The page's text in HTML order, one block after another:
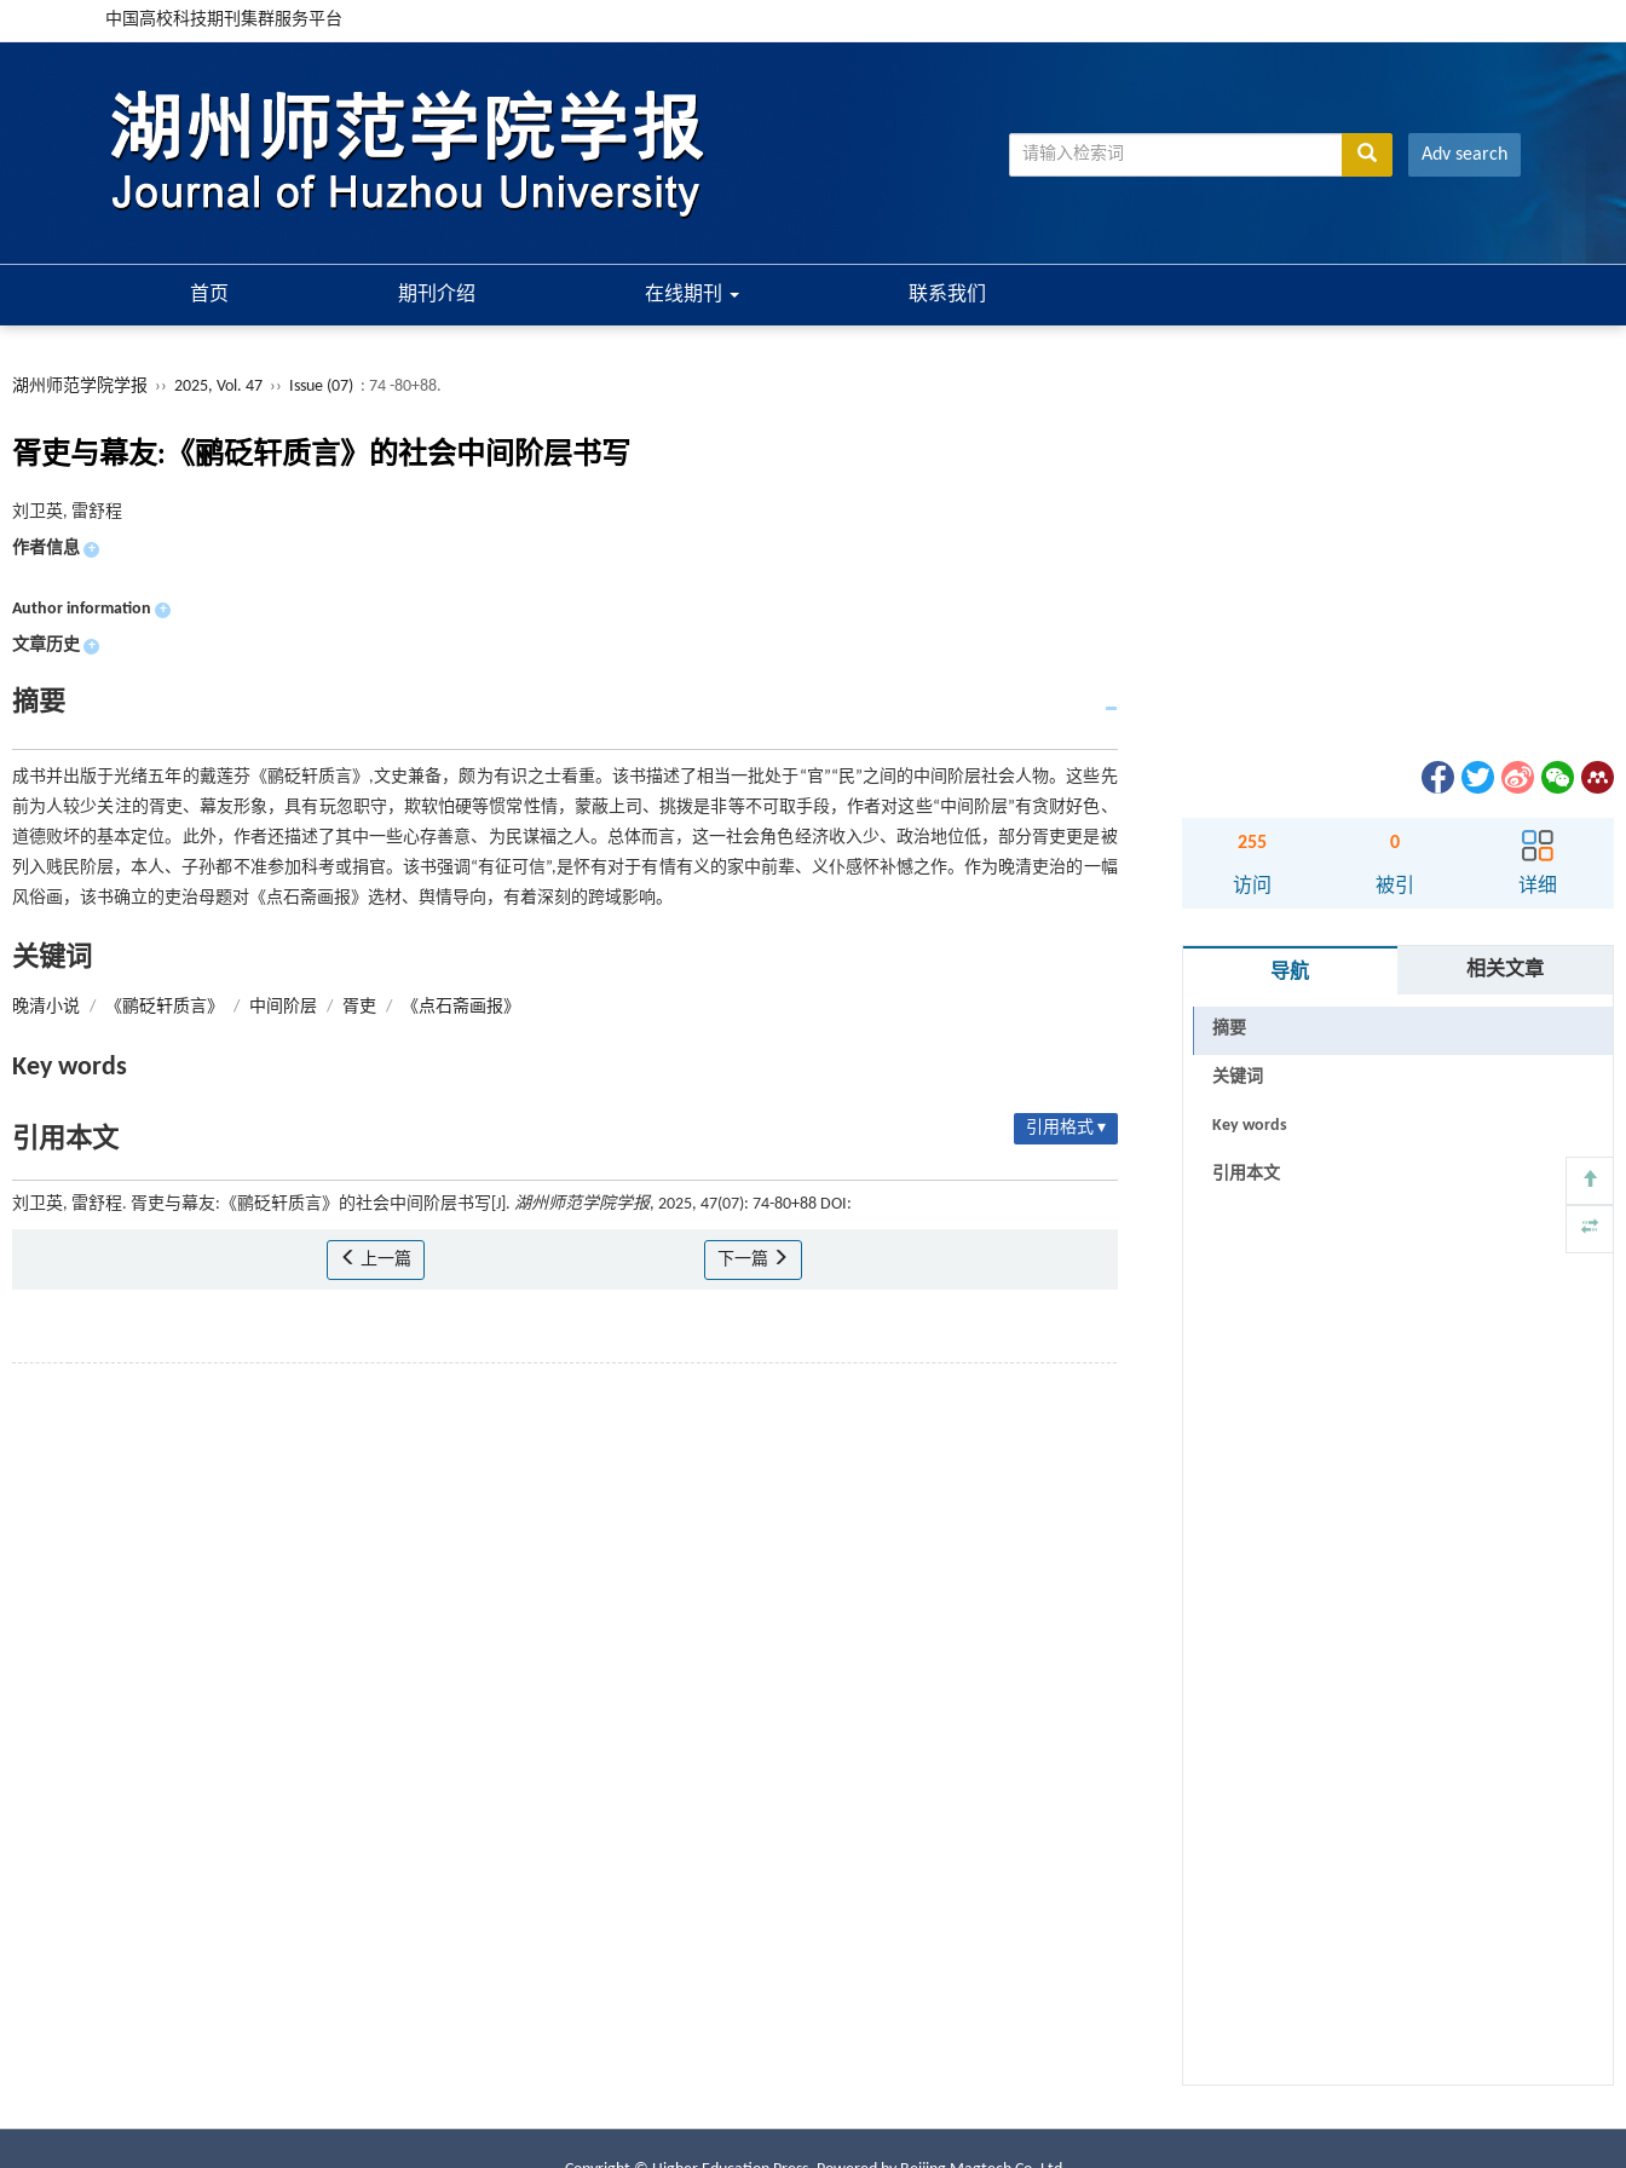
中国高校科技期刊集群服务平台
Adv search
首页 期刊介绍 在线期刊 联系我们
湖州师范学院学报 ›› 2025, Vol. 47 ›› Issue (07) : 74 -80+88.
胥吏与幕友:《鹂砭轩质言》的社会中间阶层书写
刘卫英, 雷舒程
作者信息 +
Author information +
文章历史 +
摘要
成书并出版于光绪五年的戴莲芬《鹂砭轩质言》,文史兼备，颇为有识之士看重。该书描述了相当一批处于“官”“民”之间的中间阶层社会人物。这些先
前为人较少关注的胥吏、幕友形象，具有玩忽职守，欺软怕硬等惯常性情，蒙蔽上司、挑拨是非等不可取手段，作者对这些“中间阶层”有贪财好色、
道德败坏的基本定位。此外，作者还描述了其中一些心存善意、为民谋福之人。总体而言，这一社会角色经济收入少、政治地位低，部分胥吏更是被
列入贱民阶层，本人、子孙都不准参加科考或捐官。该书强调“有征可信”,是怀有对于有情有义的家中前辈、义仆感怀补憾之作。作为晚清吏治的一幅
风俗画，该书确立的吏治母题对《点石斋画报》选材、舆情导向，有着深刻的跨域影响。
关键词
晚清小说 / 《鹂砭轩质言》 / 中间阶层 / 胥吏 / 《点石斋画报》
Key words
引用本文 引用格式 ▾
刘卫英, 雷舒程. 胥吏与幕友:《鹂砭轩质言》的社会中间阶层书写[J]. 湖州师范学院学报, 2025, 47(07): 74-80+88 DOI:
上一篇 下一篇
255
访问
0
被引 详细
导航 相关文章
摘要
关键词
Key words
引用本文